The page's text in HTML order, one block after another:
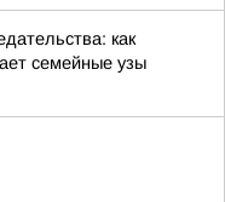
как
семейные узы